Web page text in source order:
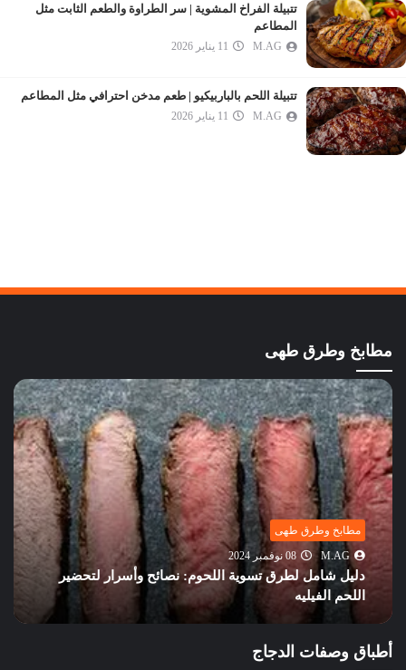
تتبيلة الفراخ المشوية | سر الطراوة والطعم الثابت مثل
المطاعم
M.AG 11 يناير 2026
تتبيلة اللحم بالباربيكيو | طعم مدخن احترافي مثل المطاعم
M.AG 11 يناير 2026
مطابخ وطرق طهى
أكلات خليجية
M.AG
12 أكتوبر 2024
تعرف على أشهر الأكلات فى المطبخ الفلسطينى
أطباق وصفات الدجاج